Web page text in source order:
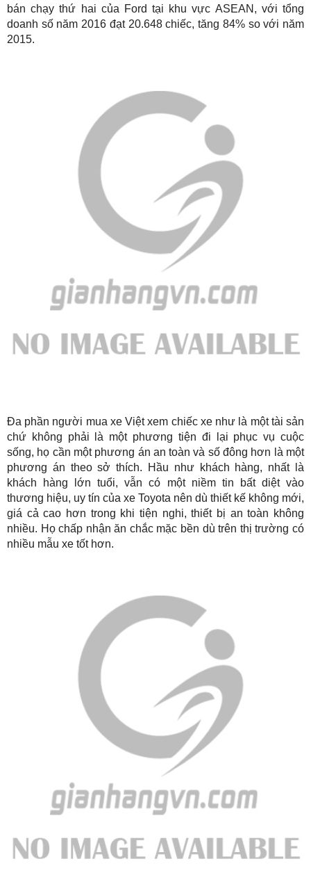
bán chạy thứ hai của Ford tại khu vực ASEAN, với tổng
doanh số năm 2016 đạt 20.648 chiếc, tăng 84% so với năm
2015.
Đa phần người mua xe Việt xem chiếc xe như là một tài sản
chứ không phải là một phương tiện đi lại phục vụ cuộc
sống, họ cần một phương án an toàn và số đông hơn là một
phương án theo sở thích. Hầu như khách hàng, nhất là
khách hàng lớn tuổi, vẫn có một niềm tin bất diệt vào
thương hiệu, uy tín của xe Toyota nên dù thiết kế không mới,
giá cả cao hơn trong khi tiện nghi, thiết bị an toàn không
nhiều. Họ chấp nhận ăn chắc mặc bền dù trên thị trường có
nhiều mẫu xe tốt hơn.